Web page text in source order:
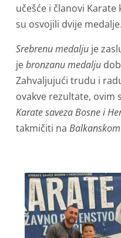
učešće i članovi Karate
su osvojili dvije medalje.
Srebrenu medalju je
jebronzanu medalju
Zahvaljujući trudu i
ovakve rezultate, ovim
Karate saveza Bosne i
takmičiti na